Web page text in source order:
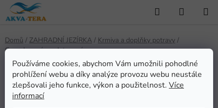
Používáme cookies, abychom Vám umožnili pohodlné
prohlížení webu a díky analýze provozu webu neustále
zlepšovali jeho funkce, výkon a použitelnost. Více
informací
Přejít
na
Hledat
Domů / ZAHRADNÍ JEZÍRKA / Krmiva a doplňky potravy /
Granulovaná - peletovaná
Granulovaná - peletovaná
Nejprodávanější